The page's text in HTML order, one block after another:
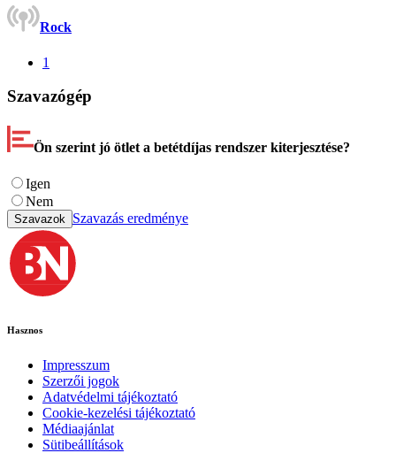
Rock
1
Szavazógép
Ön szerint jó ötlet a betétdíjas rendszer kiterjesztése?
Igen
Nem
Szavazok Szavazás eredménye
Hasznos
Impresszum
Szerzői jogok
Adatvédelmi tájékoztató
Cookie-kezelési tájékoztató
Médiaajánlat
Sütibeállítások